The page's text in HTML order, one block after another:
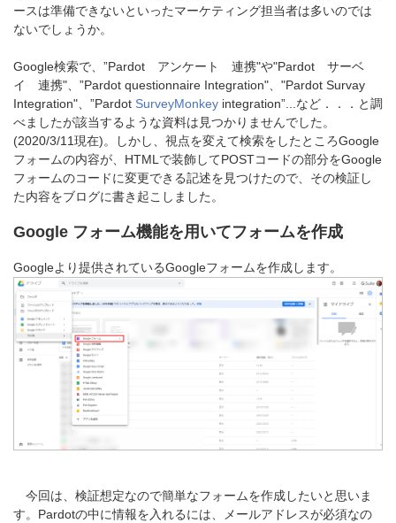
ースは準備できないといったマーケティング担当者は多いのでは
ないでしょうか。
Google検索で、”Pardot アンケート 連携"や"Pardot サーベ
イ 連携"、”Pardot questionnaire Integration"、"Pardot Survay
Integration"、”Pardot SurveyMonkey integration”...など．．．と調
べましたが該当するような資料は見つかりませんでした。
(2020/3/11現在)。しかし、視点を変えて検索をしたところGoogle
フォームの内容が、HTMLで装飾してPOSTコードの部分をGoogle
フォームのコードに変更できる記述を見つけたので、 その検証し
た内容をブログに書き起こしました。
Google フォーム機能を用いてフォームを作成
Googleより提供されているGoogleフォームを作成します。
今回は、検証想定なので簡単なフォームを作成したいと思いま
す。Pardotの中に情報を入れるには、メールアドレスが必須なの